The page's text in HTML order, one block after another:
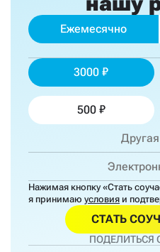
Ежемесячно
3000
500
Нажимая кнопку «Стать
я принимаю условия и
СТАТЬ
ПОДЕЛИТЬСЯ